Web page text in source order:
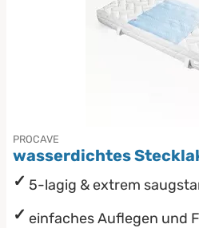
PROCAVE
wasserdichtes
5-lagig & extrem
einfaches Auflegen und